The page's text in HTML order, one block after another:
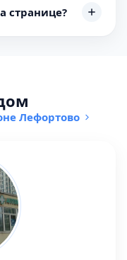
странице?
Лефортово